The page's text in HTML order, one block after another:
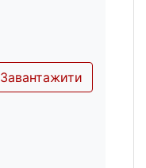
Завантажити